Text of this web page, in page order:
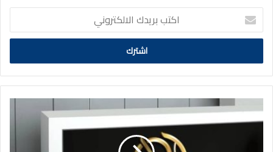
اكتب
بريدك
الالكتروني
الكويت